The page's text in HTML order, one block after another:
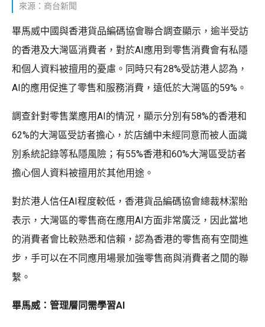
來源：商台新聞
畢馬威中國與香港貨品編碼協會聯合調查顯示，逾半受訪
的香港及大灣區消費者，對於AI應用到零售消費會有私隱
和個人資料被擅用的憂慮。同時只有28%受訪港人認為，
AI的應用促進了零售和服務消費，遠低於大灣區的59%。
調查針對零售業應用AI的情況，顯示分別有58%的香港和
62%的大灣區受訪者擔心，於店舖中未經同意而被人面識
別系統記錄等私隱風險；有55%香港和60%大灣區受訪者
擔心個人資料被擅用於其他用途。
對於港人信任AI程度較低，香港貨品編碼協會總裁林潔貽
表示，大灣區的零售商在應用AI方面非常廣泛，因此當地
的消費者會比較熟悉和信賴，認為香港的零售商有空間進
步，手可以在不同應用場景加強零售商與消費者之間的聯
繫。
畢馬威：管理層同需學習AI